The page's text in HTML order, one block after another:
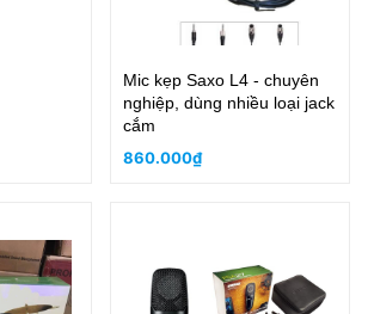
Mic kẹp Saxo L4 - chuyên
nghiệp, dùng nhiều loại jack
cắm
860.000₫